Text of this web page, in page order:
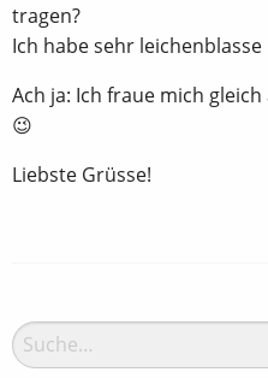
tragen?
Ich habe sehr
Ach ja: Ich fraue mich
😉
Liebste Grüsse!